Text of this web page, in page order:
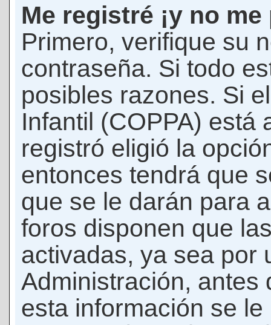
Me registré ¡y no
Primero, verifique su
contraseña. Si todo
posibles razones. Si
Infantil (COPPA) está
registró eligió la
entonces tendrá que
que se le darán para
foros disponen que
activadas, ya sea por
Administración, antes
esta información se